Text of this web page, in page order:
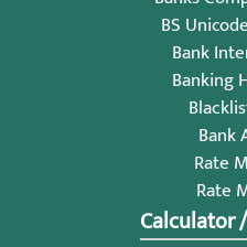
BS
Bank
Banking
Bank
Rate
Rate
Calculator